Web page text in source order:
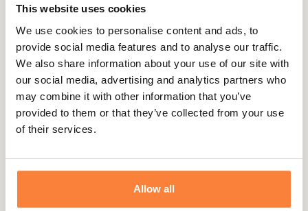
This website uses cookies
We use cookies to personalise content and ads, to
provide social media features and to analyse our traffic.
We also share information about your use of our site with
our social media, advertising and analytics partners who
may combine it with other information that you’ve
provided to them or that they’ve collected from your use
of their services.
Allow all
rouge.
Elle possède une coupe ajustée avec un col et des
poignets boutonnés pour plus d'élégance et est
subtilement finie avec un logo Barbour Shields sur la
poitrine.
Fiche technique
Coupe
Homme